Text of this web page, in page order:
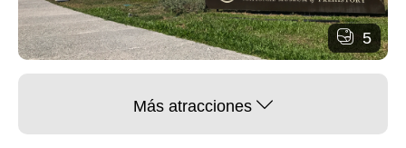
5
Más atracciones